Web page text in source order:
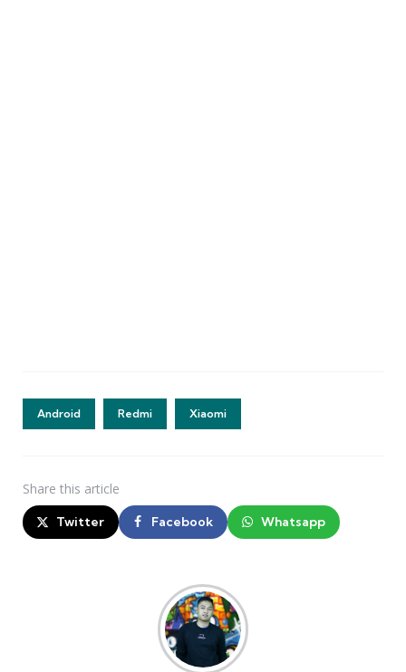
Android Redmi Xiaomi
Share this article
Twitter Facebook Whatsapp